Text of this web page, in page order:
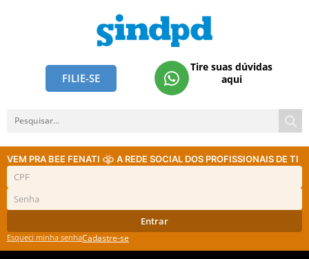
FILIE-SE
Tire suas dúvidas
aqui
VEM PRA BEE FENATI A REDE SOCIAL DOS PROFISSIONAIS DE TI
Entrar
Esqueci minha senhaCadastre-se